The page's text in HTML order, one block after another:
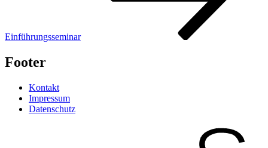
Einführungsseminar
Footer
Kontakt
Impressum
Datenschutz